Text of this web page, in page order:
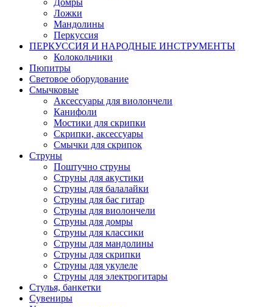
Домры
Ложки
Мандолины
Перкуссия
ПЕРКУССИЯ И НАРОДНЫЕ ИНСТРУМЕНТЫ
Колокольчики
Пюпитры
Световое оборудование
Смычковые
Аксессуары для виолончели
Канифоли
Мостики для скрипки
Скрипки, аксессуары
Смычки для скрипок
Струны
Поштучно струны
Струны для акустики
Струны для балалайки
Струны для бас гитар
Струны для виолончели
Струны для домры
Струны для классики
Струны для мандолины
Струны для скрипки
Струны для укулеле
Струны для электрогитары
Стулья, банкетки
Сувениры